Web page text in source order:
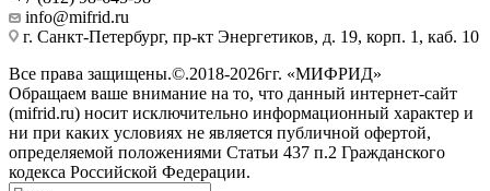
info@mifrid.ru
г. Санкт-Петербург, пр-кт Энергетиков, д. 19, корп. 1, каб. 10
Все права защищены.©.2018-2026гг. «МИФРИД»
Обращаем ваше внимание на то, что данный интернет-сайт
(mifrid.ru) носит исключительно информационный характер и
ни при каких условиях не является публичной офертой,
определяемой положениями Статьи 437 п.2 Гражданского
кодекса Российской Федерации.